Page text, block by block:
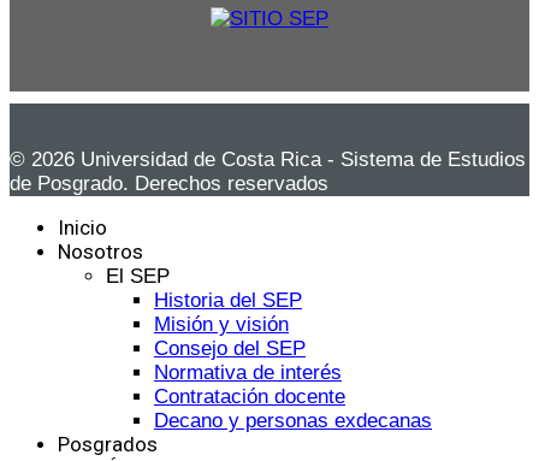
© 2026 Universidad de Costa Rica - Sistema de Estudios
de Posgrado. Derechos reservados
Inicio
Nosotros
El SEP
Historia del SEP
Misión y visión
Consejo del SEP
Normativa de interés
Contratación docente
Decano y personas exdecanas
Posgrados